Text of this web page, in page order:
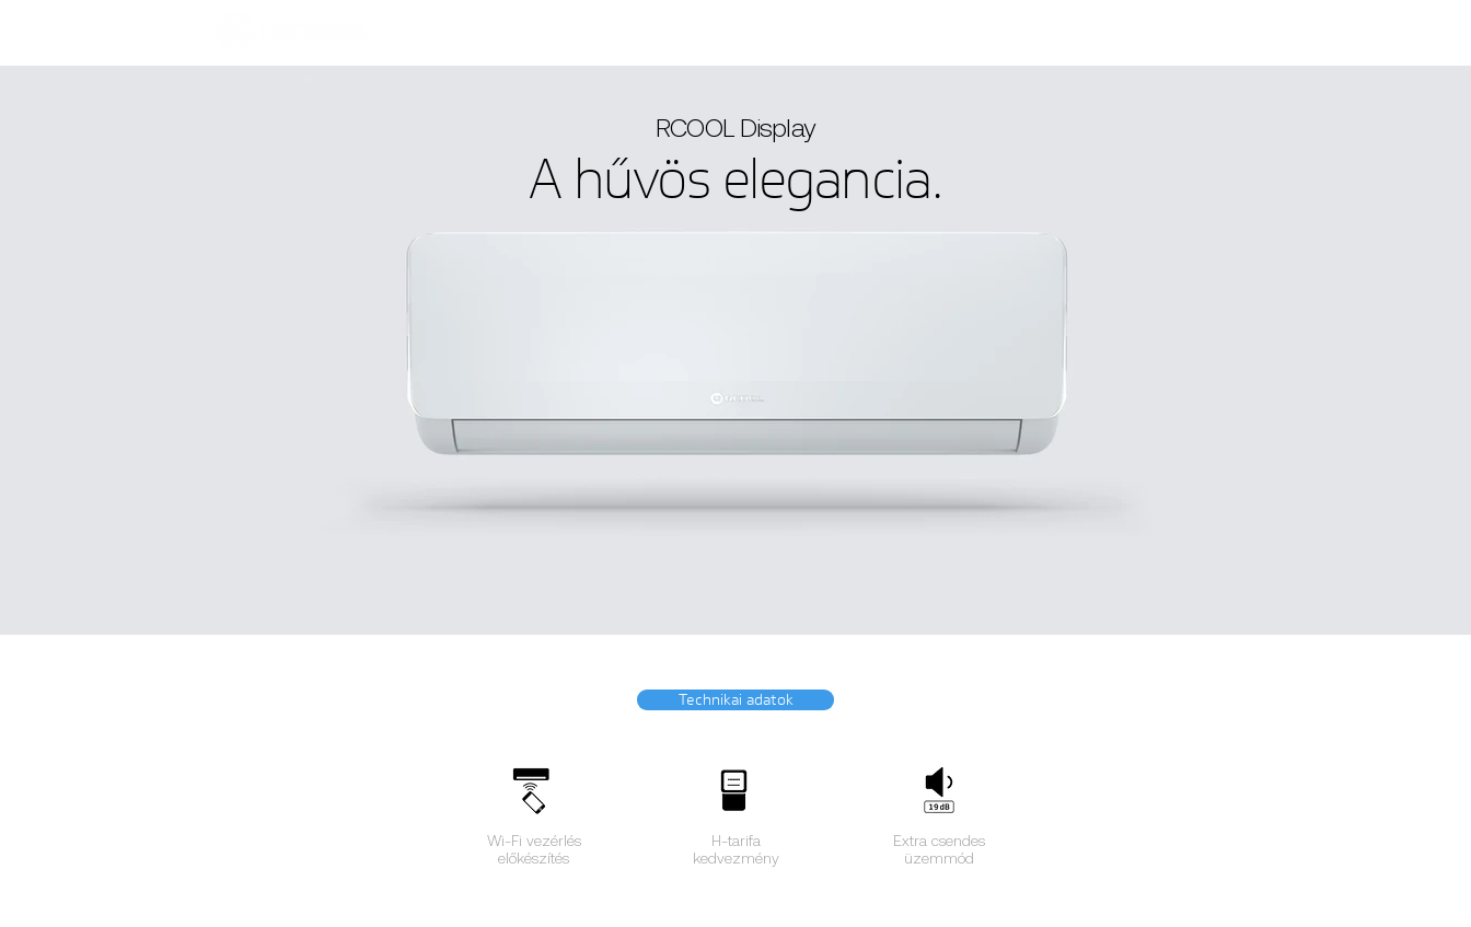
RCOOL Display
A hűvös elegancia.
Technikai adatok
Wi-Fi vezérlés
előkészítés
H-tarifa
kedvezmény
Extra csendes
üzemmód